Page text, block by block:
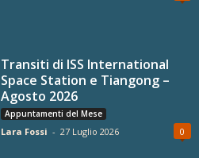
Transiti di ISS International
Space Station e Tiangong –
Agosto 2026
Appuntamenti del Mese
Lara Fossi - 27 Luglio 2026 0